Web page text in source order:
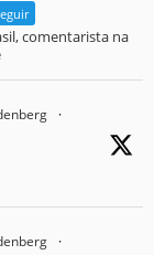
comentarista na
·
·